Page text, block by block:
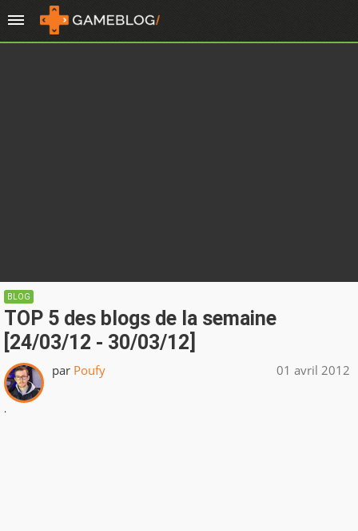
BLOG
TOP 5 des blogs de la semaine
[24/03/12 - 30/03/12]
par Poufy 01 avril 2012
.